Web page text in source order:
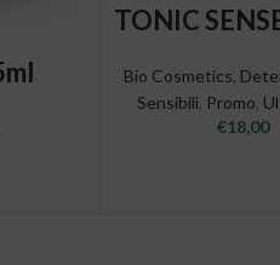
TONIC
Bio Cosmetics,
Sensibili, Promo,
€18,00